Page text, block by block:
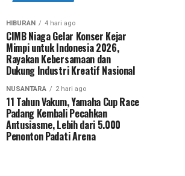
HIBURAN 4 hari ago
CIMB Niaga Gelar Konser Kejar
Mimpi untuk Indonesia 2026,
Rayakan Kebersamaan dan
Dukung Industri Kreatif Nasional
NUSANTARA 2 hari ago
11 Tahun Vakum, Yamaha Cup Race
Padang Kembali Pecahkan
Antusiasme, Lebih dari 5.000
Penonton Padati Arena